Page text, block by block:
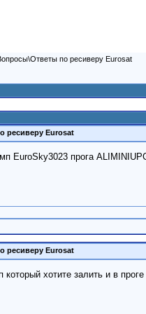
по ресиверу Eurosat
ресиверу Eurosat
EuroSky3023 прога
ресиверу Eurosat
хотите залить и в